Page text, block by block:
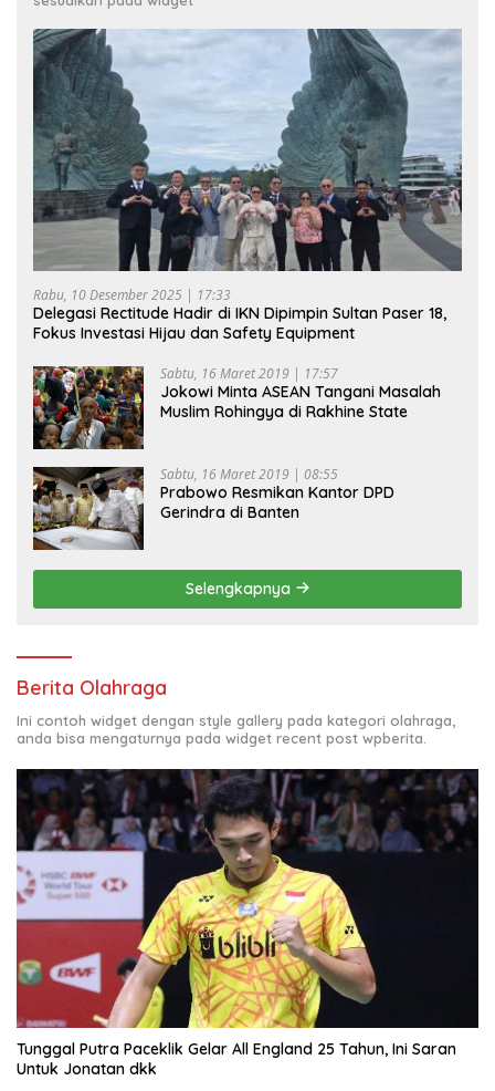
Rabu, 10 Desember 2025 | 17:33
Delegasi Rectitude Hadir di IKN Dipimpin Sultan Paser 18,
Fokus Investasi Hijau dan Safety Equipment
Sabtu, 16 Maret 2019 | 17:57
Jokowi Minta ASEAN Tangani Masalah
Muslim Rohingya di Rakhine State
Sabtu, 16 Maret 2019 | 08:55
Prabowo Resmikan Kantor DPD
Gerindra di Banten
Selengkapnya
Berita Olahraga
Ini contoh widget dengan style gallery pada kategori olahraga,
anda bisa mengaturnya pada widget recent post wpberita.
Tunggal Putra Paceklik Gelar All England 25 Tahun, Ini Saran
Untuk Jonatan dkk